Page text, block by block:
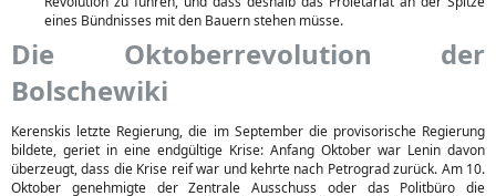
eines Bündnisses mit den Bauern stehen müsse.
Die Oktoberrevolution der
Bolschewiki
Kerenskis letzte Regierung, die im September die provisorische Regierung
bildete, geriet in eine endgültige Krise: Anfang Oktober war Lenin davon
überzeugt, dass die Krise reif war und kehrte nach Petrograd zurück. Am 10.
Oktober genehmigte der Zentrale Ausschuss oder das Politbüro die